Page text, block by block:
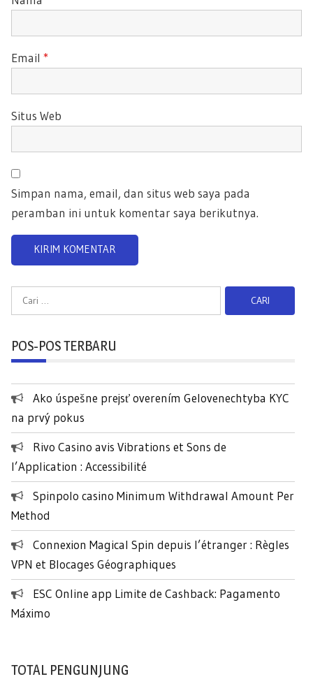
Email *
Situs Web
Simpan nama, email, dan situs web saya pada
peramban ini untuk komentar saya berikutnya.
a
n
t
u
k
:
POS-POS TERBARU
Ako úspešne prejsť overením Gelovenechtyba KYC
na prvý pokus
Rivo Casino avis Vibrations et Sons de
l’Application : Accessibilité
Spinpolo casino Minimum Withdrawal Amount Per
Method
Connexion Magical Spin depuis l’étranger : Règles
VPN et Blocages Géographiques
ESC Online app Limite de Cashback: Pagamento
Máximo
TOTAL PENGUNJUNG